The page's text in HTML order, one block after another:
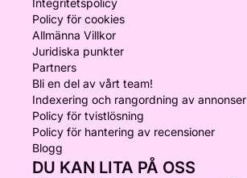
Integritetspolicy
Policy för cookies
Allmänna Villkor
Juridiska punkter
Partners
Bli en del av vårt team!
Indexering och rangordning av annonser
Policy för tvistlösning
Policy för hantering av recensioner
Blogg
DU KAN LITA PÅ OSS